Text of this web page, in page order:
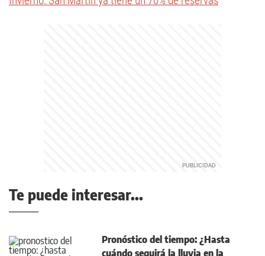
Te puede interesar...
Pronóstico del tiempo: ¿Hasta
cuándo seguirá la lluvia en la